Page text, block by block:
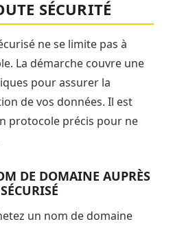
SÉCURITÉ
ne se limite pas à
La démarche couvre une
pour assurer la
de vos données. Il est
protocole précis pour ne
DE DOMAINE AUPRÈS
un nom de domaine